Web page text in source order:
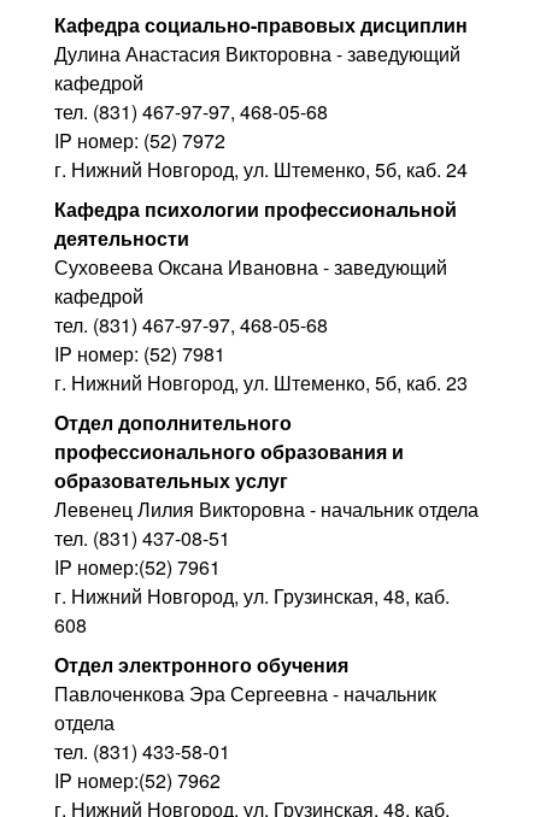
Кафедра социально-правовых дисциплин
Дулина Анастасия Викторовна - заведующий
кафедрой
тел. (831) 467-97-97, 468-05-68
IP номер: (52) 7972
г. Нижний Новгород, ул. Штеменко, 5б, каб. 24
Кафедра психологии профессиональной
деятельности
Суховеева Оксана Ивановна - заведующий
кафедрой
тел. (831) 467-97-97, 468-05-68
IP номер: (52) 7981
г. Нижний Новгород, ул. Штеменко, 5б, каб. 23
Отдел дополнительного
профессионального образования и
образовательных услуг
Левенец Лилия Викторовна - начальник отдела
тел. (831) 437-08-51
IP номер:(52) 7961
г. Нижний Новгород, ул. Грузинская, 48, каб.
608
Отдел электронного обучения
Павлоченкова Эра Сергеевна - начальник
отдела
тел. (831) 433-58-01
IP номер:(52) 7962
г. Нижний Новгород, ул. Грузинская, 48, каб.